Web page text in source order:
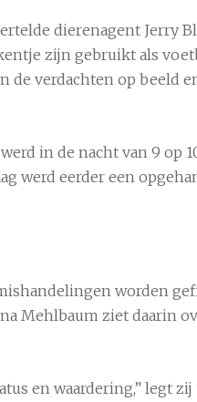
dierenagent Jerry
zijn gebruikt als
de verdachten op beeld
in de nacht van 9 op
werd eerder een
worden
Mehlbaum ziet daarin
en waardering,” legt